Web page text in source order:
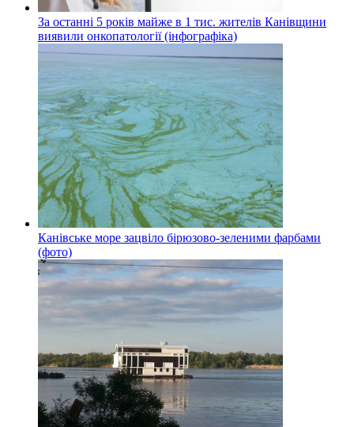
За останні 5 років майже в 1 тис. жителів Канівщини
виявили онкопатології (інфографіка)
Канівське море зацвіло бірюзово-зеленими фарбами
(фото)